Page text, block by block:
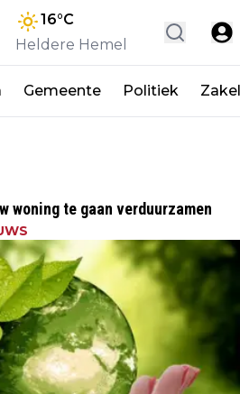
16°C
Heldere Hemel
Gemeente Politiek
woning te gaan verduurzamen